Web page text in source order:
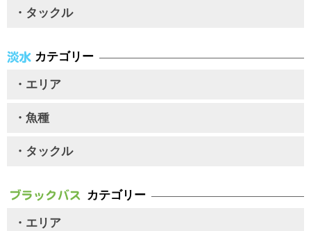
・タックル
カテゴリー
・エリア
・魚種
・タックル
カテゴリー
・エリア